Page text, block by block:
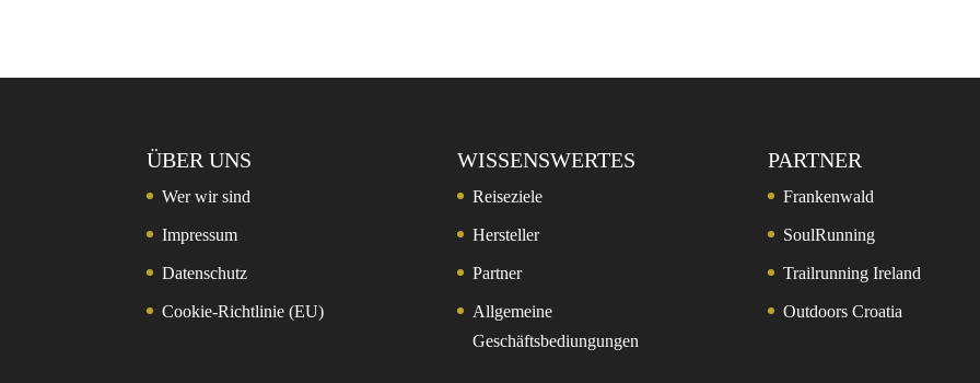
ÜBER UNS
Wer wir sind
Impressum
Datenschutz
Cookie-Richtlinie (EU)
WISSENSWERTES
Reiseziele
Hersteller
Partner
Allgemeine
Geschäftsbediungungen
PARTNER
Frankenwald
SoulRunning
Trailrunning Ireland
Outdoors Croatia